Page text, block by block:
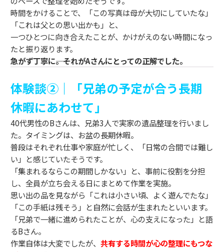
時間をかけることで、「この写真は母が大切にしていたな」
「これは父との思い出かも」と、
一つひとつに向き合えたことが、かけがえのない時間になっ
たと振り返ります。
急がず丁寧に――。それがAさんにとっての正解でした。
体験談②｜「兄弟の予定が合う長期
休暇にあわせて」
40代男性のBさんは、兄弟3人で実家の遺品整理を行いまし
た。タイミングは、お盆の長期休暇。
普段はそれぞれ仕事や家庭が忙しく、「日常の合間では難し
い」と感じていたそうです。
「集まれるならこの期間しかない」と、事前に役割を分担
し、全員が立ち会える日にまとめて作業を実施。
思い出の品を見ながら「これは小さい頃、よく遊んでたな」
「この手紙は残そう」と自然に会話が生まれたといいます。
「兄弟で一緒に進められたことが、心の支えになった」と語
るBさん。
作業自体は大変でしたが、 共有する時間が心の整理にもつな